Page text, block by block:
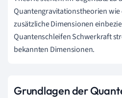
Quantengravitationstheorien
zusätzliche Dimensionen
Quantenschleifen Schwerkraft
bekannten Dimensionen.
Grundlagen der